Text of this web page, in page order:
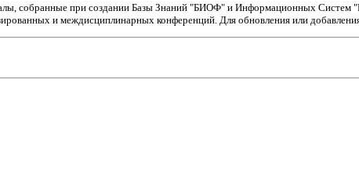
собранные при создании Базы Знаний "БИОФ" и Информационных Систем
и междисциплинарных конференций. Для обновления или